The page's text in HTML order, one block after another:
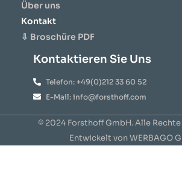
Über uns
Kontakt
⇩ Broschüre PDF
Kontaktieren Sie Uns
Telefon: +49(0)212 33 60 52
E-Mail: info@forsthoff.com
© 2024 Forsthoff GmbH. Alle
Entwickelt von WERBAGO